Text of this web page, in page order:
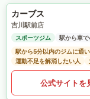
カーブス
吉川駅前店
スポーツジム
駅から車
駅から5分以内のジムに通
運動不足を解消したい人
公式サイトを